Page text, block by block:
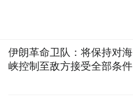
伊朗革命卫队：将保持对海
峡控制至敌方接受全部条件